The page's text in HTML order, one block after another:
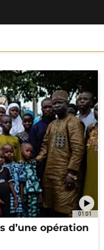
01:01
d’une opération